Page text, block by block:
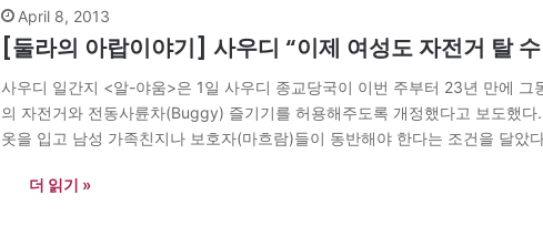
April 8, 2013
[둘라의 아랍이야기] 사우디 “이제 여성도 자전거 탈
사우디 일간지 <알-야움>은 1일 사우디 종교당국이 이번 주부터 23년 만에 그
의 자전거와 전동사륜차(Buggy) 즐기기를 허용해주도록 개정했다고 보도했
옷을 입고 남성 가족친지나 보호자(마흐람)들이 동반해야 한다는 조건을 달았
더 읽기 »